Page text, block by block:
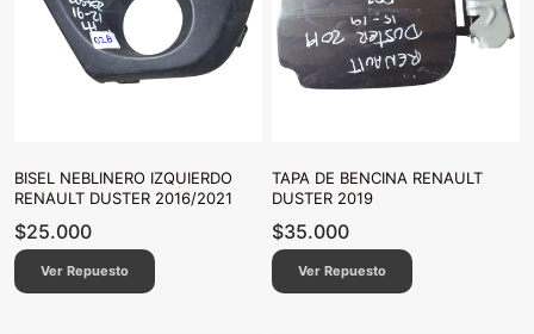
BISEL NEBLINERO IZQUIERDO
RENAULT DUSTER 2016/2021
$25.000
Ver Repuesto
TAPA DE BENCINA RENAULT
DUSTER 2019
$35.000
Ver Repuesto